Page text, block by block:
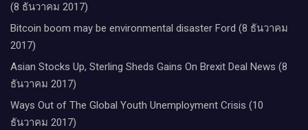
(8 ธันวาคม 2017)
Bitcoin boom may be environmental disaster Ford (8 ธันวาคม
2017)
Asian Stocks Up, Sterling Sheds Gains On Brexit Deal News (8
ธันวาคม 2017)
Ways Out of The Global Youth Unemployment Crisis (10
ธันวาคม 2017)